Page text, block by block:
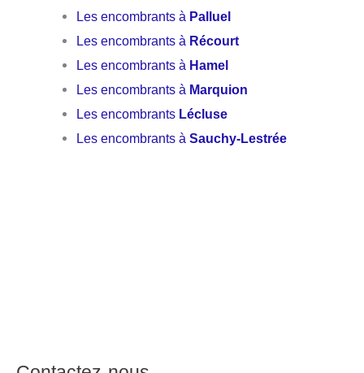
Les encombrants à Palluel
Les encombrants à Récourt
Les encombrants à Hamel
Les encombrants à Marquion
Les encombrants Lécluse
Les encombrants àSauchy-Lestrée